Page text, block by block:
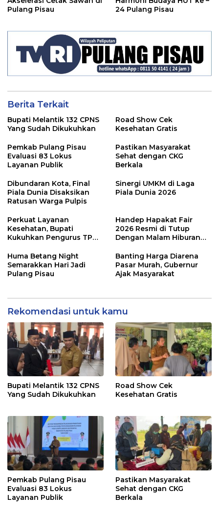
Pulang Pisau
24 Pulang Pisau
Berita Terkait
Bupati Melantik 132 CPNS
Yang Sudah Dikukuhkan
Road Show Cek
Kesehatan Gratis
Pemkab Pulang Pisau
Evaluasi 83 Lokus
Layanan Publik
Pastikan Masyarakat
Sehat dengan CKG
Berkala
Dibundaran Kota, Final
Piala Dunia Disaksikan
Ratusan Warga Pulpis
Sinergi UMKM di Laga
Piala Dunia 2026
Perkuat Layanan
Kesehatan, Bupati
Kukuhkan Pengurus TP
Handep Hapakat Fair
2026 Resmi di Tutup
Dengan Malam Hiburan
Huma Betang Night
Semarakkan Hari Jadi
Pulang Pisau
Banting Harga Diarena
Pasar Murah, Gubernur
Ajak Masyarakat
Rekomendasi untuk kamu
Bupati Melantik 132 CPNS
Yang Sudah Dikukuhkan
Road Show Cek
Kesehatan Gratis
Pemkab Pulang Pisau
Evaluasi 83 Lokus
Layanan Publik
Pastikan Masyarakat
Sehat dengan CKG
Berkala